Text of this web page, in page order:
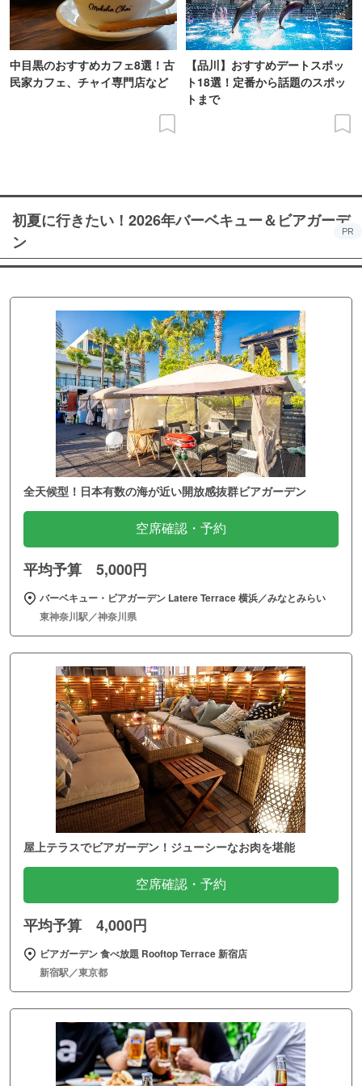
中目黒のおすすめカフェ8選！古
民家カフェ、チャイ専門店など
【品川】おすすめデートスポッ
ト18選！定番から話題のスポッ
トまで
初夏に行きたい！2026年バーベキュー＆ビアガーデ
ン
PR
全天候型！日本有数の海が近い開放感抜群ビアガーデン
空席確認・予約
平均予算 5,000円
バーベキュー・ビアガーデン Latere Terrace 横浜／みなとみらい
東神奈川駅／神奈川県
屋上テラスでビアガーデン！ジューシーなお肉を堪能
空席確認・予約
平均予算 4,000円
ビアガーデン 食べ放題 Rooftop Terrace 新宿店
新宿駅／東京都